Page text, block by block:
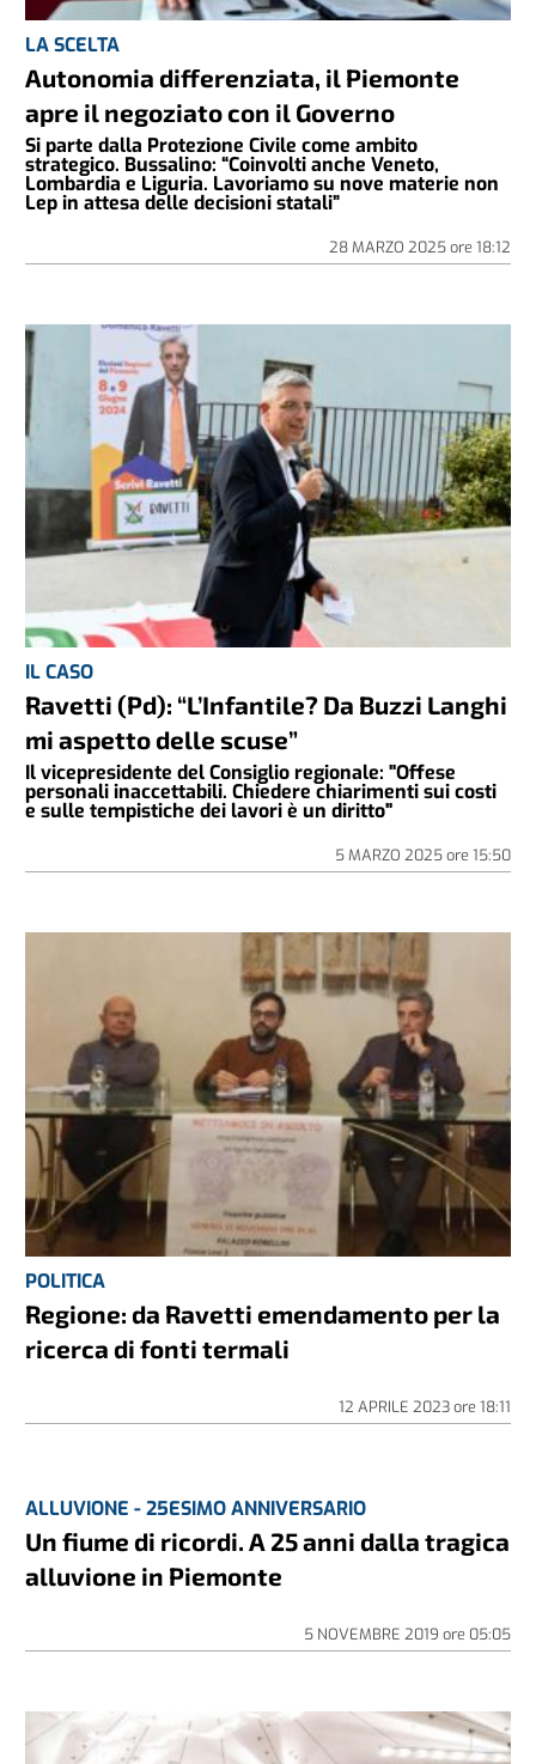
LA SCELTA
Autonomia differenziata, il Piemonte
apre il negoziato con il Governo
Si parte dalla Protezione Civile come ambito
strategico. Bussalino: “Coinvolti anche Veneto,
Lombardia e Liguria. Lavoriamo su nove materie non
Lep in attesa delle decisioni statali”
28 MARZO 2025ore 18:12
IL CASO
Ravetti (Pd): “L’Infantile? Da Buzzi Langhi
mi aspetto delle scuse”
Il vicepresidente del Consiglio regionale: "Offese
personali inaccettabili. Chiedere chiarimenti sui costi
e sulle tempistiche dei lavori è un diritto"
5 MARZO 2025ore 15:50
POLITICA
Regione: da Ravetti emendamento per la
ricerca di fonti termali
12 APRILE 2023ore 18:11
ALLUVIONE - 25ESIMO ANNIVERSARIO
Un fiume di ricordi. A 25 anni dalla tragica
alluvione in Piemonte
5 NOVEMBRE 2019 ore 05:05